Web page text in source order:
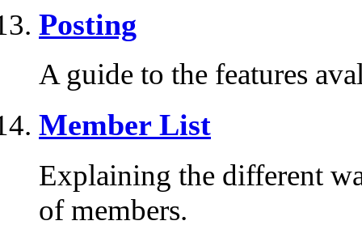
Posting
A guide to the features
Member List
Explaining the different
of members.